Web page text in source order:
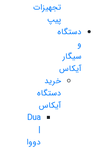
تجهیزات
پیپ
دستگاه
و
سیگار
آیکاس
خرید
دستگاه
آیکاس
Dua
|
دووا